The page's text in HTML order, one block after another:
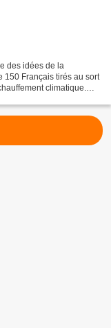
des idées de la
150 Français tirés au sort
climatique.